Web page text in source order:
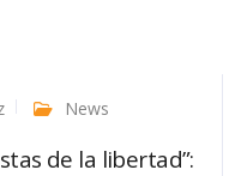
News
de la libertad”: